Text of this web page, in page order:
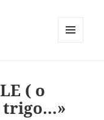
( o
trigo…»